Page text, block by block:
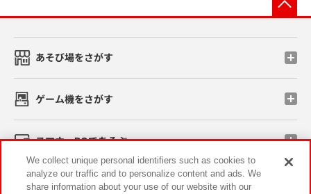
あそび場をさがす
ゲーム機をさがす
スマホ・PCであそぶ
イベント・キャンペーン
We collect unique personal identifiers such as cookies to
analyze our traffic and to personalize content and ads. We
share information about your use of our website with our